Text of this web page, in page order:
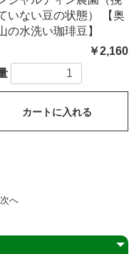
いない豆の状態） 【奥
の水洗い珈琲豆】
￥2,160
カートに入れる
次へ